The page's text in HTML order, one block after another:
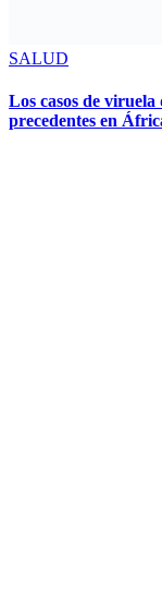
SALUD
Los casos de viruela
precedentes en